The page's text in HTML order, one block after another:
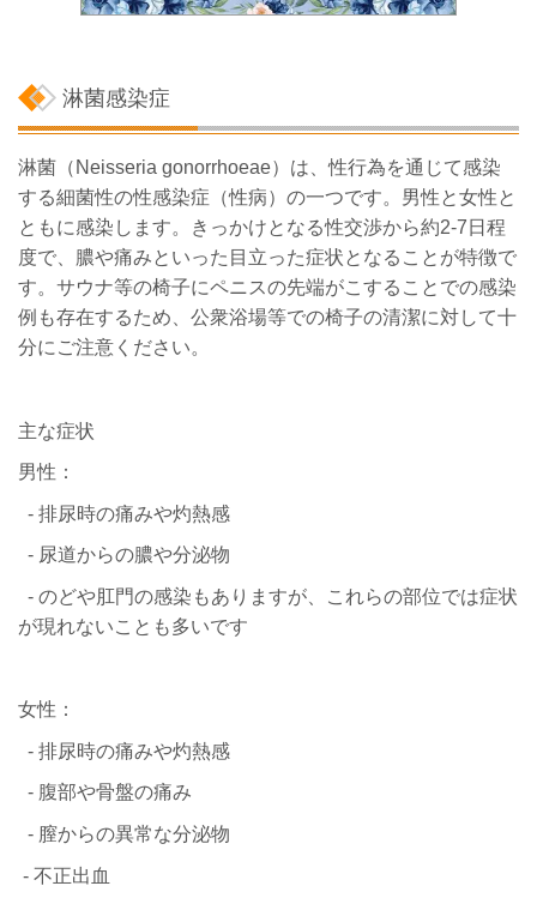
淋菌感染症
淋菌（Neisseria gonorrhoeae）は、性行為を通じて感染
する細菌性の性感染症（性病）の一つです。男性と女性と
ともに感染します。きっかけとなる性交渉から約2-7日程
度で、膿や痛みといった目立った症状となることが特徴で
す。サウナ等の椅子にペニスの先端がこすることでの感染
例も存在するため、公衆浴場等での椅子の清潔に対して十
分にご注意ください。
主な症状
男性：
- 排尿時の痛みや灼熱感
- 尿道からの膿や分泌物
- のどや肛門の感染もありますが、これらの部位では症状
が現れないことも多いです
女性：
- 排尿時の痛みや灼熱感
- 腹部や骨盤の痛み
- 膣からの異常な分泌物
- 不正出血